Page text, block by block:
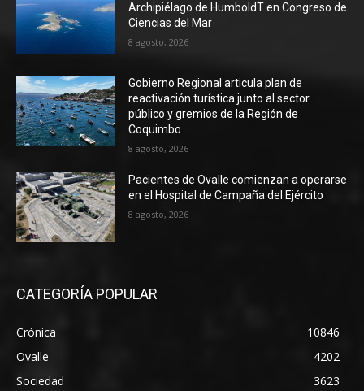
Archipiélago de HumboldT en Congreso de
Ciencias del Mar
8 agosto, 2026
Gobierno Regional articula plan de
reactivación turística junto al sector
público y gremios de la Región de
Coquimbo
8 agosto, 2026
Pacientes de Ovalle comienzan a operarse
en el Hospital de Campaña del Ejército
8 agosto, 2026
CATEGORÍA POPULAR
Crónica
10846
Ovalle
4202
Sociedad
3623